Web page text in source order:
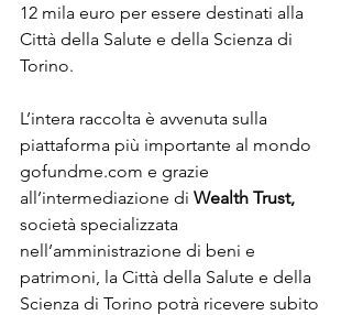
12 mila euro per essere destinati alla
Città della Salute e della Scienza di
Torino.
L’intera raccolta è avvenuta sulla
piattaforma più importante al mondo
gofundme.com e grazie
all’intermediazione di Wealth Trust,
società specializzata
nell’amministrazione di beni e
patrimoni, la Città della Salute e della
Scienza di Torino potrà ricevere subito